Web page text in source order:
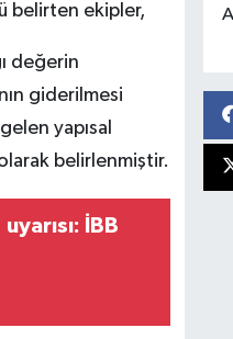
belirten ekipler,
değerin
giderilmesi
yapısal
belirlenmiştir.
İBB